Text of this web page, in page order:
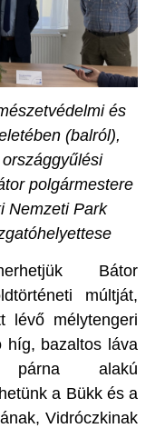
és
(balról),
polgármestere
Nemzeti Park
Bátor
múltját,
lévő mélytengeri
híg, bazaltos láva
párna alakú
a Bükk és a
Vidróczkinak